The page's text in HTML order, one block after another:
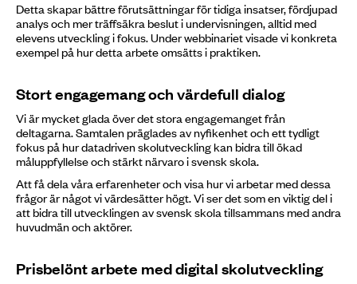
Detta skapar bättre förutsättningar för tidiga insatser, fördjupad
analys och mer träffsäkra beslut i undervisningen, alltid med
elevens utveckling i fokus. Under webbinariet visade vi konkreta
exempel på hur detta arbete omsätts i praktiken.
Stort engagemang och värdefull dialog
Vi är mycket glada över det stora engagemanget från
deltagarna. Samtalen präglades av nyfikenhet och ett tydligt
fokus på hur datadriven skolutveckling kan bidra till ökad
måluppfyllelse och stärkt närvaro i svensk skola.
Att få dela våra erfarenheter och visa hur vi arbetar med dessa
frågor är något vi värdesätter högt. Vi ser det som en viktig del i
att bidra till utvecklingen av svensk skola tillsammans med andra
huvudmän och aktörer.
Prisbelönt arbete med digital skolutveckling